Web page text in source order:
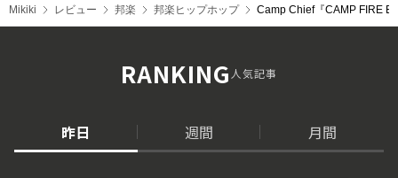
Mikiki レビュー 邦楽 邦楽ヒップホップ Camp Chief『CAMP FIRE
RANKING人気記事
昨日 週間 月間